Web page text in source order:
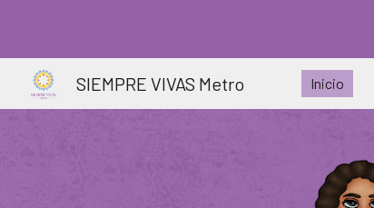
SIEMPRE VIVAS Metro Inicio